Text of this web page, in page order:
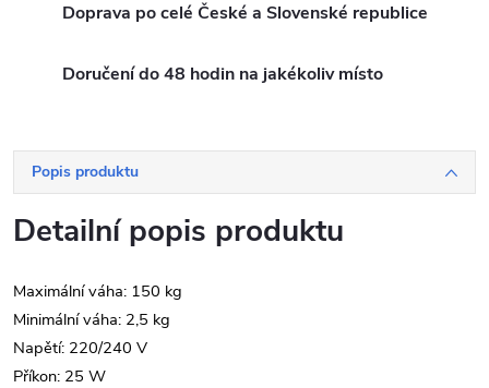
Doprava po celé České a Slovenské republice
Doručení do 48 hodin na jakékoliv místo
Popis produktu
Detailní popis produktu
Maximální váha: 150 kg
Minimální váha: 2,5 kg
Napětí: 220/240 V
Příkon: 25 W